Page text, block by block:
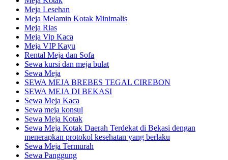
Meja Lesehan
Meja Melamin Kotak Minimalis
Meja Rias
Meja Vip Kaca
Meja VIP Kayu
Rental Meja dan Sofa
Sewa kursi dan meja bulat
Sewa Meja
SEWA MEJA BREBES TEGAL CIREBON
SEWA MEJA DI BEKASI
Sewa Meja Kaca
Sewa meja konsul
Sewa Meja Kotak
Sewa Meja Kotak Daerah Terdekat di Bekasi dengan
menerapkan protokol kesehatan yang berlaku
Sewa Meja Termurah
Sewa Panggung